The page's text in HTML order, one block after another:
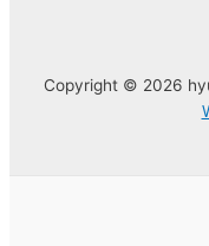
Copyright © 2026